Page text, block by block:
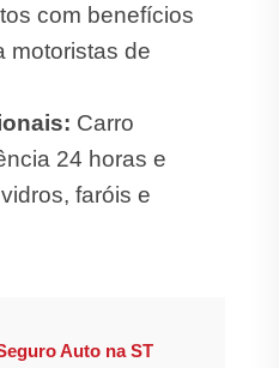
com benefícios
motoristas de
Carro
24 horas e
faróis e
Auto na ST